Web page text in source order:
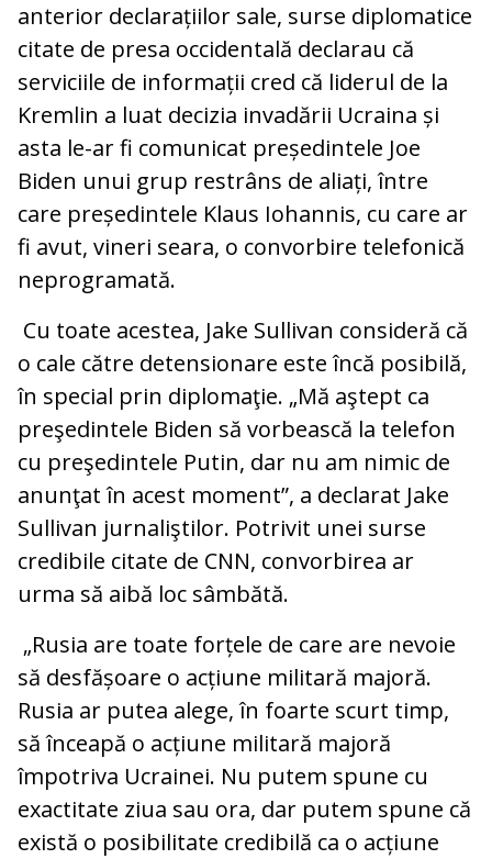
anterior declarațiilor sale, surse diplomatice
citate de presa occidentală declarau că
serviciile de informații cred că liderul de la
Kremlin a luat decizia invadării Ucraina și
asta le-ar fi comunicat președintele Joe
Biden unui grup restrâns de aliați, între
care președintele Klaus Iohannis, cu care ar
fi avut, vineri seara, o convorbire telefonică
neprogramată.
Cu toate acestea, Jake Sullivan consideră că
o cale către detensionare este încă posibilă,
în special prin diplomaţie. „Mă aştept ca
preşedintele Biden să vorbească la telefon
cu preşedintele Putin, dar nu am nimic de
anunţat în acest moment”, a declarat Jake
Sullivan jurnaliştilor. Potrivit unei surse
credibile citate de CNN, convorbirea ar
urma să aibă loc sâmbătă.
„Rusia are toate forțele de care are nevoie
să desfășoare o acțiune militară majoră.
Rusia ar putea alege, în foarte scurt timp,
să înceapă o acțiune militară majoră
împotriva Ucrainei. Nu putem spune cu
exactitate ziua sau ora, dar putem spune că
există o posibilitate credibilă ca o acțiune